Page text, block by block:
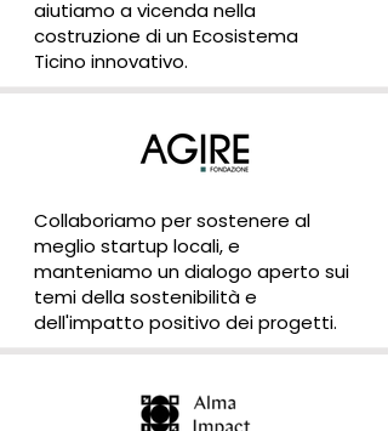
aiutiamo a vicenda nella
costruzione di un Ecosistema
Ticino innovativo.
Collaboriamo per sostenere al
meglio startup locali, e
manteniamo un dialogo aperto sui
temi della sostenibilità e
dell'impatto positivo dei progetti.